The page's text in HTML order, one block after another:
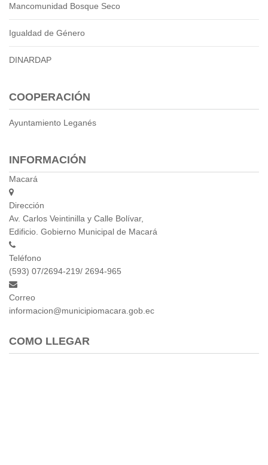
Mancomunidad Bosque Seco
Igualdad de Género
DINARDAP
COOPERACIÓN
Ayuntamiento Leganés
INFORMACIÓN
Macará
Dirección
Av. Carlos Veintinilla y Calle Bolívar,
Edificio. Gobierno Municipal de Macará
Teléfono
(593) 07/2694-219/ 2694-965
Correo
informacion@municipiomacara.gob.ec
COMO LLEGAR
2020
2018
2017
Empresa Pública de Vivienda
2015
CPCCS
Empresa Pública de Vivienda
P.D.L - P.D.O.T.
GACETA TRIBUTARIA
Ordenanzas/Resoluciones